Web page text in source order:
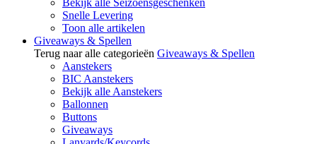
Bekijk alle Seizoensgeschenken
Snelle Levering
Toon alle artikelen
Giveaways & Spellen
Terug naar alle categorieën Giveaways & Spellen
Aanstekers
BIC Aanstekers
Bekijk alle Aanstekers
Ballonnen
Buttons
Giveaways